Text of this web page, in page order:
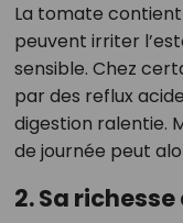
La tomate contient
peuvent irriter
sensible. Chez
par des reflux
digestion ralentie.
de journée peut
2. Sa